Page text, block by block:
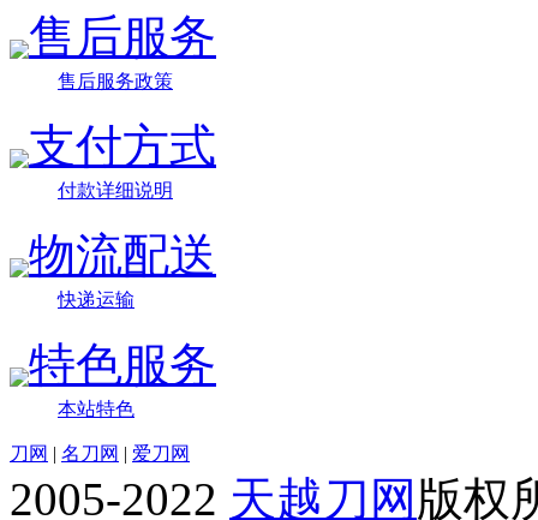
售后服务
售后服务政策
支付方式
付款详细说明
物流配送
快递运输
特色服务
本站特色
刀网 | 名刀网 | 爱刀网
2005-2022 天越刀网 版权